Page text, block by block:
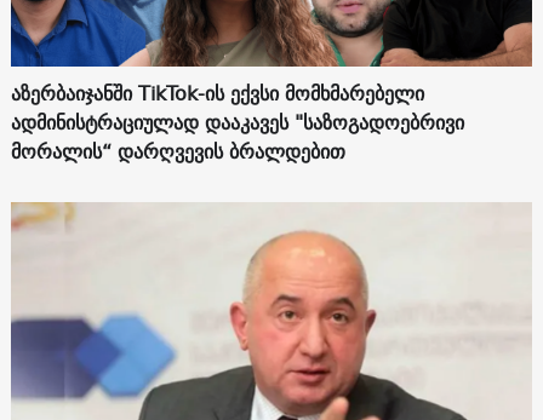
აზერბაიჯანში TikTok-ის ექვსი მომხმარებელი
ადმინისტრაციულად დააკავეს "საზოგადოებრივი
მორალის“ დარღვევის ბრალდებით